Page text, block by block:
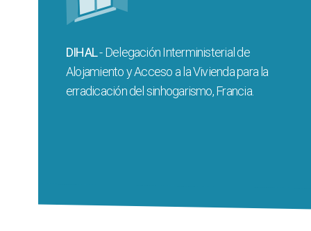
DIHAL- Delegación Interministerial de
Alojamiento y Acceso a la Vivienda para la
erradicación del sinhogarismo, Francia.
implementación de la política pública sobre
alojamiento, acceso a la vivienda y retención
sinhogarismo, con el objetivo de reducir
significativamente el número de personas
afectadas por este problema.